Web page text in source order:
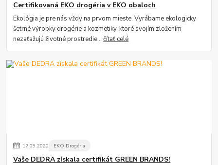
Certifikovaná EKO drogéria v EKO obaloch
Ekológia je pre nás vždy na prvom mieste. Vyrábame ekologicky
šetrné výrobky drogérie a kozmetiky, ktoré svojím zložením
nezaťažujú životné prostredie...čítať celé
17.09.2020 EKO Drogéria
Vaše DEDRA získala certifikát GREEN BRANDS!